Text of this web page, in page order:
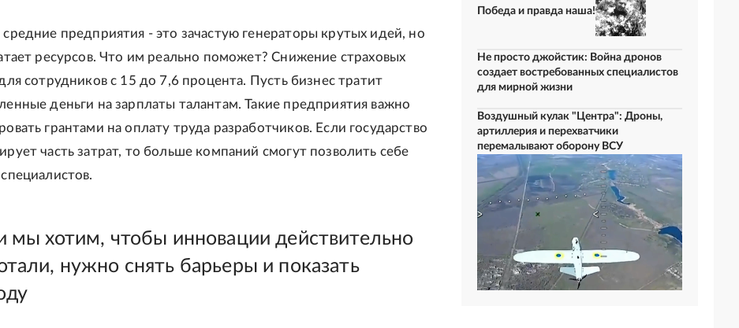
предприятия - это зачастую генераторы крутых идей, но
ресурсов. Что им реально поможет? Снижение страховых
сотрудников с 15 до 7,6 процента. Пусть бизнес тратит
деньги на зарплаты талантам. Такие предприятия важно
грантами на оплату труда разработчиков. Если государство
часть затрат, то больше компаний смогут позволить себе
мы хотим, чтобы инновации действительно
нужно снять барьеры и показать
Победа и правда наша!
Не просто джойстик: Война дронов
создает востребованных специалистов
для мирной жизни
Воздушный кулак "Центра": Дроны,
артиллерия и перехватчики
перемалывают оборону ВСУ